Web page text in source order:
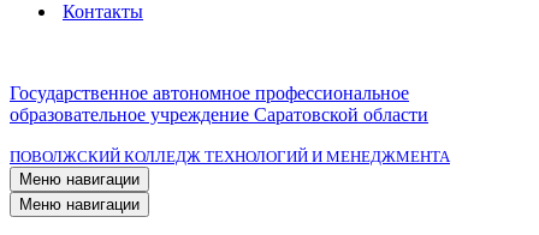
Контакты
Государственное автономное профессиональное
образовательное учреждение Саратовской области
ПОВОЛЖСКИЙ КОЛЛЕДЖ ТЕХНОЛОГИЙ И МЕНЕДЖМЕНТА
Меню навигации
Меню навигации